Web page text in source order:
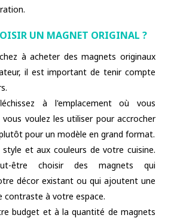
UN MAGNET ORIGINAL ?
à acheter des magnets originaux
il est important de tenir compte
à l'emplacement où vous
vous voulez les utiliser pour accrocher
pour un modèle en grand format.
style et aux couleurs de votre cuisine.
être choisir des magnets qui
décor existant ou qui ajoutent une
contraste à votre espace.
budget et à la quantité de magnets